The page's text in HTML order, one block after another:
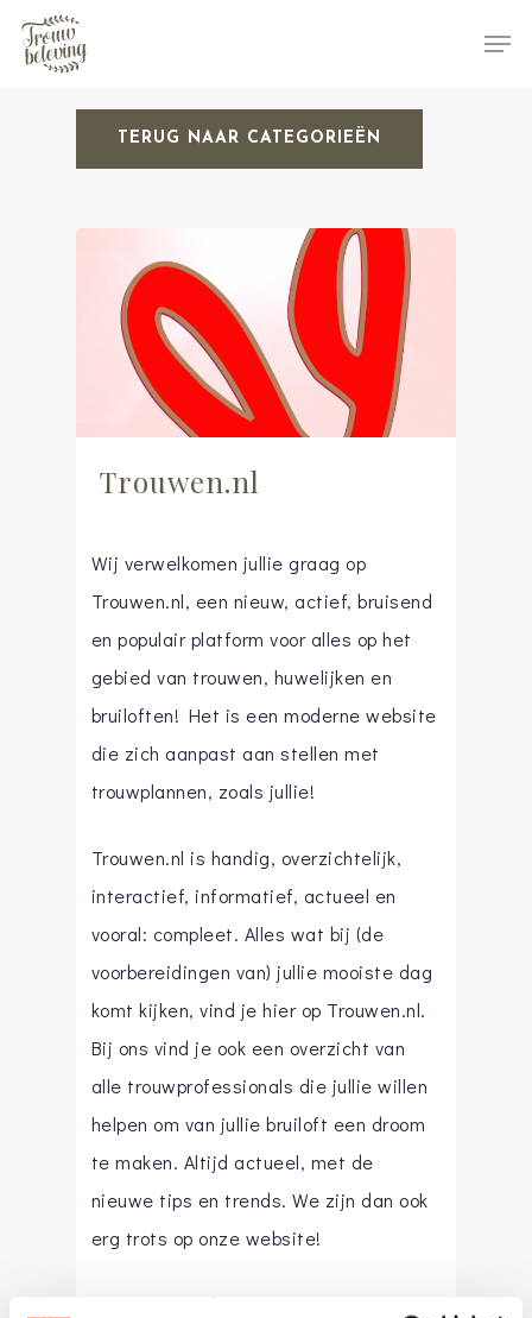
Hit enter to search or ESC to close
TERUG NAAR CATEGORIEËN
Trouwen.nl
Wij verwelkomen jullie graag op
Trouwen.nl, een nieuw, actief, bruisend
en populair platform voor alles op het
gebied van trouwen, huwelijken en
bruiloften! Het is een moderne website
die zich aanpast aan stellen met
trouwplannen, zoals jullie!
Trouwen.nl is handig, overzichtelijk,
interactief, informatief, actueel en
vooral: compleet. Alles wat bij (de
voorbereidingen van) jullie mooiste dag
komt kijken, vind je hier op Trouwen.nl.
Bij ons vind je ook een overzicht van
alle trouwprofessionals die jullie willen
helpen om van jullie bruiloft een droom
te maken. Altijd actueel, met de
nieuwe tips en trends. We zijn dan ook
erg trots op onze website!
Kijk gauw verder en laat je inspireren,